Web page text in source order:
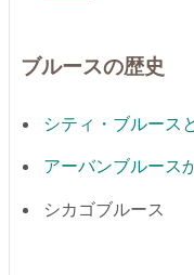
ブルースの歴史
シティ・ブルース
アーバンブルース
シカゴブルース